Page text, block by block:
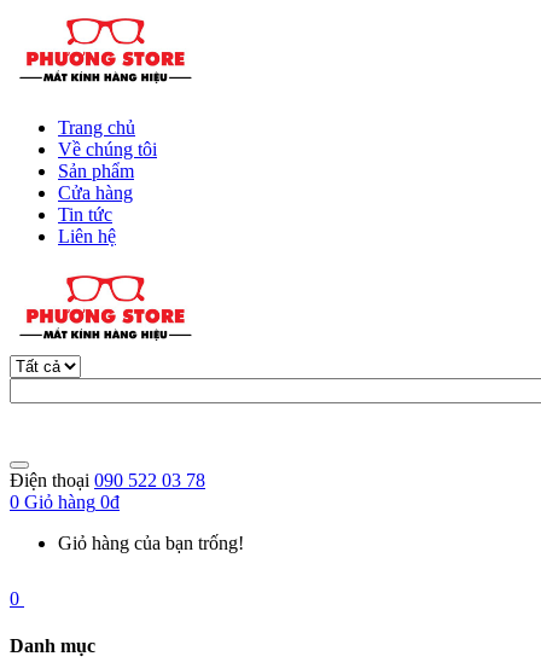
Trang chủ
Về chúng tôi
Sản phẩm
Cửa hàng
Tin tức
Liên hệ
Điện thoại 090 522 03 78
0 Giỏ hàng 0đ
Giỏ hàng của bạn trống!
0
Danh mục